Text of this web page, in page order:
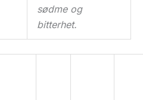
sødme og
bitterhet.